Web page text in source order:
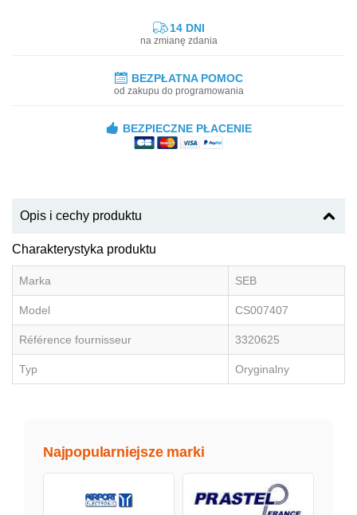
14 DNI
na zmianę zdania
BEZPŁATNA POMOC
od zakupu do programowania
BEZPIECZNE PŁACENIE
Opis i cechy produktu
Charakterystyka produktu
Marka SEB
Model CS007407
Référence fournisseur 3320625
Typ Oryginalny
Najpopularniejsze marki